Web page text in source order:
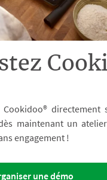
maintenant un
engagement !
une démo